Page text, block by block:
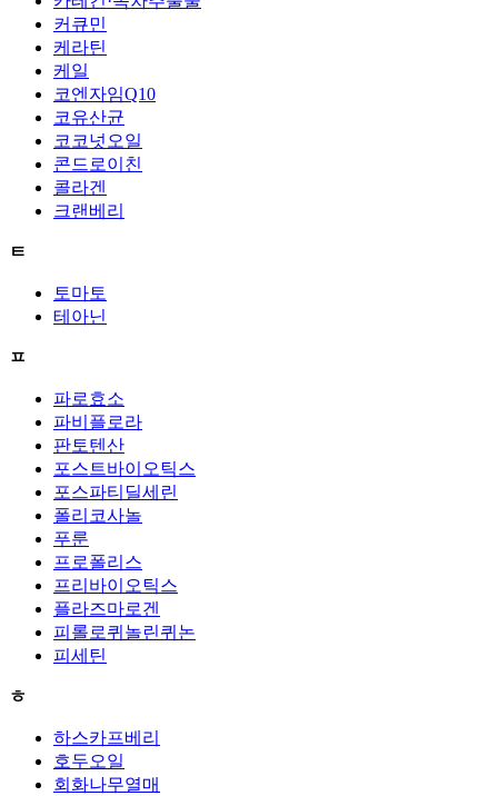
커큐민
케라틴
케일
코엔자임Q10
코유산균
코코넛오일
콘드로이친
콜라겐
크랜베리
ㅌ
토마토
테아닌
ㅍ
파로효소
파비플로라
판토텐산
포스트바이오틱스
포스파티딜세린
폴리코사놀
푸룬
프로폴리스
프리바이오틱스
플라즈마로겐
피롤로퀴놀린퀴논
피세틴
ㅎ
하스카프베리
호두오일
회화나무열매